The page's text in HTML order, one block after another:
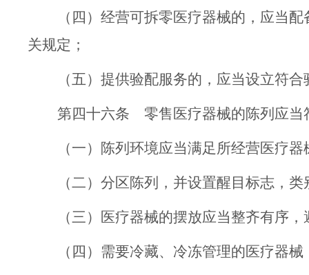
（四）经营可拆零医疗器械的 ，应当
关规定；
（五）提供验配服务的，应当设立符
第四十六条 零售医疗器械的陈列应当
（一） 陈列环境应当满足所经营医疗
（二） 分区陈列，并设置醒目标志，
（三） 医疗器械的摆放应当整齐有序
（四） 需要冷藏、冷冻管理的医疗器械